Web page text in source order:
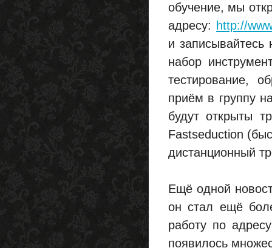
обучение, мы
адресу: http://
и записывайтесь
набор
тестирование,
приём в группу
будут открыты
Fastseduction
дистанционный
Ещё одной
он стал ещё
работу по
появилось